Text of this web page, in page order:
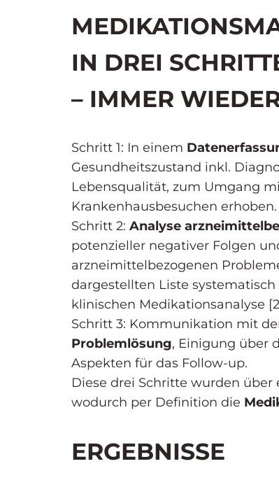
IN DREI
– IMMER
Schritt 1: In einem
Gesundheitszustand inkl.
Lebensqualität, zum Umgang
Krankenhausbesuchen erhoben.
Schritt 2: Analyse
potenzieller negativer Folgen
arzneimittelbezogenen
dargestellten Liste
klinischen Medikationsanalyse
Schritt 3: Kommunikation mit
Problemlösung, Einigung über
Aspekten für das Follow-up.
Diese drei Schritte wurden
wodurch per Definition die
ERGEBNISSE